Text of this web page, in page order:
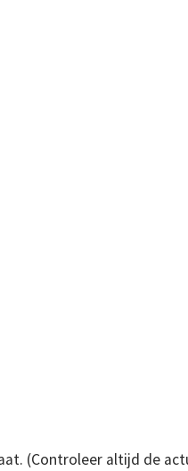
(Controleer altijd de